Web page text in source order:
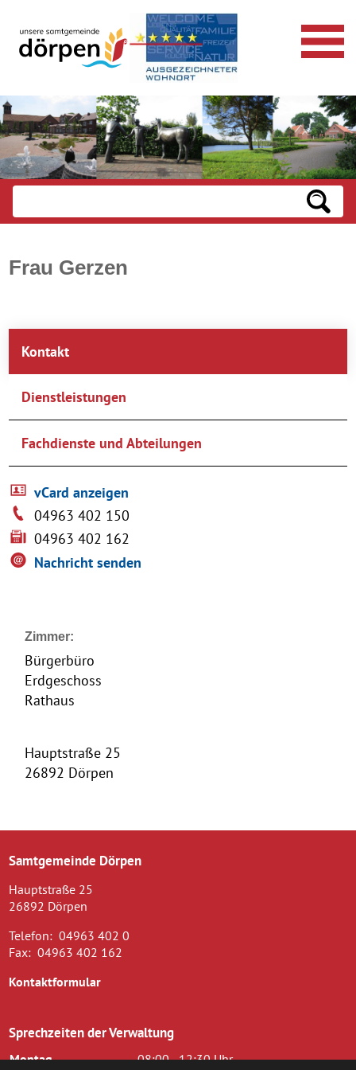
Frau Gerzen
Kontakt
Dienstleistungen
Fachdienste und Abteilungen
vCard anzeigen
04963 402 150
04963 402 162
Nachricht senden
Zimmer:
Bürgerbüro
Erdgeschoss
Rathaus
Hauptstraße 25
26892 Dörpen
Samtgemeinde Dörpen
Hauptstraße 25
26892 Dörpen
Telefon: 04963 402 0
Fax: 04963 402 162
Kontaktformular
Sprechzeiten der Verwaltung
Montag
08:00 - 12:30 Uhr